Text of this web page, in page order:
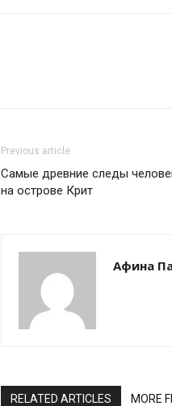
Previous article
Самые древние следы
на острове Крит
Афина
RELATED ARTICLES MORE